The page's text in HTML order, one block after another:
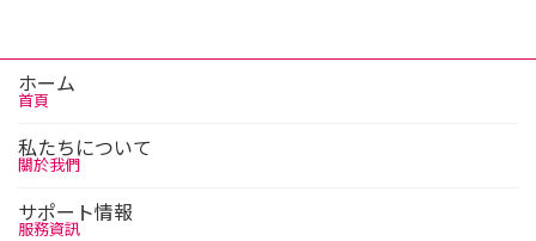
ホーム
首頁
私たちについて
關於我們
サポート情報
服務資訊